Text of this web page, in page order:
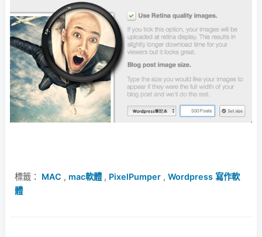
標籤： MAC , mac軟體, PixelPumper , Wordpress 寫作軟
體